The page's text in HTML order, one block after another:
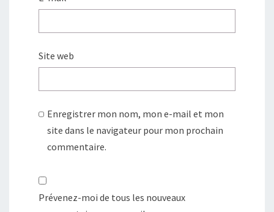
Site web
Enregistrer mon nom, mon e-mail et mon
site dans le navigateur pour mon prochain
commentaire.
Prévenez-moi de tous les nouveaux